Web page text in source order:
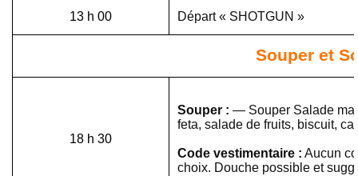
13 h 00 Départ « SHOTGUN »
Souper et
18 h 30
Souper : — Souper Salade
feta, salade de fruits, biscuit,
Code vestimentaire : Aucun
choix. Douche possible et